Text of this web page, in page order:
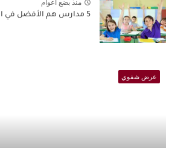
منذ بضع اعوام
5 مدارس هم الأفضل في البحرين
عرض شفوي